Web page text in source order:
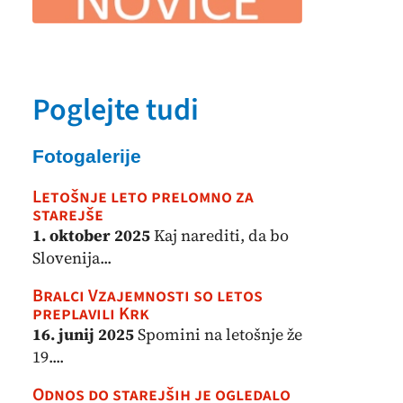
Poglejte tudi
Fotogalerije
Letošnje leto prelomno za
starejše
1. oktober 2025Kaj narediti, da bo
Slovenija...
Bralci Vzajemnosti so letos
preplavili Krk
16. junij 2025Spomini na letošnje že
19....
Odnos do starejših je ogledalo